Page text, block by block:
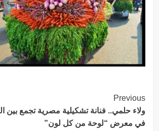
Post
Navigation
Previous
ولاء حلمي.. فنانة تشكيلية مصرية تجمع بين
في معرض “لوحة من كل لون”